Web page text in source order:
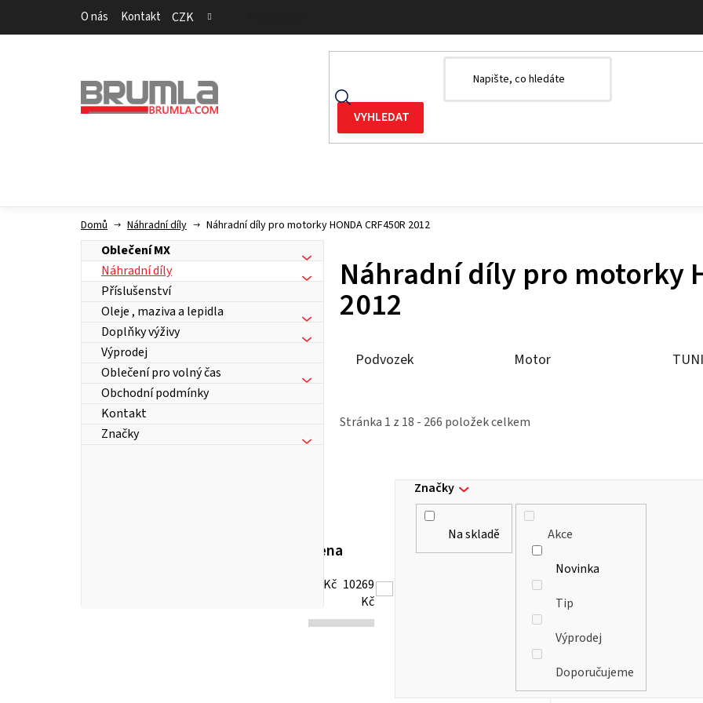
O nás Kontakt CZK
Domů Náhradní díly Náhradní díly pro motorky HONDA CRF450R 2012
Oblečení MX
Náhradní díly
Příslušenství
Oleje , maziva a lepidla
Doplňky výživy
Výprodej
Oblečení pro volný čas
Obchodní podmínky
Kontakt
Značky
Náhradní díly pro motorky
2012
Podvozek Motor
Stránka 1 z 18 - 266 položek celkem
Cena
Kč 10269
Kč
Na skladě
Akce
Novinka
Tip
Výprodej
Doporučujeme
Značky